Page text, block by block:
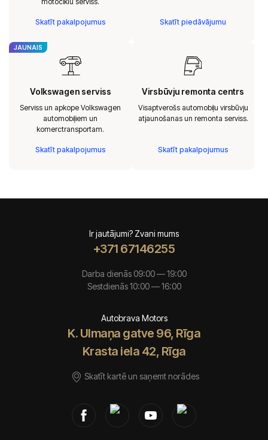
Skatīt pakalpojumus Skatīt piedāvājumu
JAUNAIS
Volkswagen serviss
Serviss un apkope Volkswagen
automobiļiem un
komerctransportam.
Skatīt pakalpojumus
Virsbūvju remonta centrs
Visaptverošs automobiļu virsbūvju
atjaunošanas un remonta serviss.
Skatīt pakalpojumus
Ir jautājumi? Zvani mums
+371 67146255
Darba dienās 09:00 — 19:00
Sestdienās 10:00 — 16:00
Autobrava Motors
K. Ulmaņa gatve 96, Rīga
Krasta iela 42, Rīga
Skatīt kartē un saņemt norādes